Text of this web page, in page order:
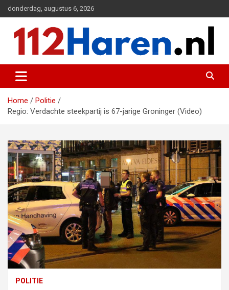
naar
inhoud
donderdag, augustus 6, 2026
112 Haren.nl
Home
Politie
Regio: Verdachte steekpartij is 67-jarige Groninger (Video)
POLITIE